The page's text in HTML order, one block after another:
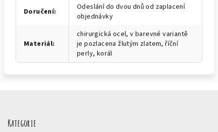
Doručení:
Odeslání do dvou dnů od zaplacení
objednávky
Materiál:
chirurgická ocel, v barevné variantě
je pozlacena žlutým zlatem, říční
perly, korál
Kategorie